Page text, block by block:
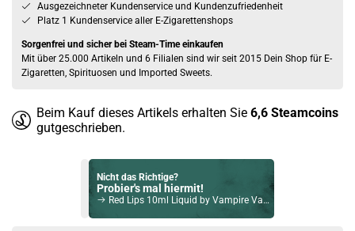
Ausgezeichneter Kundenservice und Kundenzufriedenheit
Platz 1 Kundenservice aller E-Zigarettenshops
Sorgenfrei und sicher bei Steam-Time einkaufen
Mit über 25.000 Artikeln und 6 Filialen sind wir seit 2015 Dein Shop für E-
Zigaretten, Spirituosen und Imported Sweets.
Beim Kauf dieses Artikels erhalten Sie 6,6 Steamcoins
gutgeschrieben.
Nicht das Richtige?
Probier's mal hiermit!
Red Lips 10ml Liquid by Vampire Vape 0mg / 10ml